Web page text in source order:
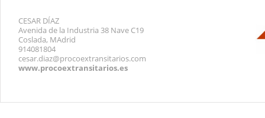
CESAR DÍAZ
Avenida de la Industria 38 Nave C19
Coslada, MAdrid
914081804
cesar.diaz@procoextransitarios.com
www.procoextransitarios.es